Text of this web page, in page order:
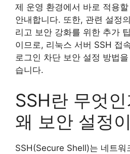
제 운영 환경에서 바로 적용
안내합니다. 또한, 관련 설정
리고 보안 강화를 위한 추가
이므로, 리눅스 서버 SSH 접
로그인 차단 보안 설정 방법
습니다.
SSH란 무엇
왜 보안 설정
SSH(Secure Shell)는 네트워